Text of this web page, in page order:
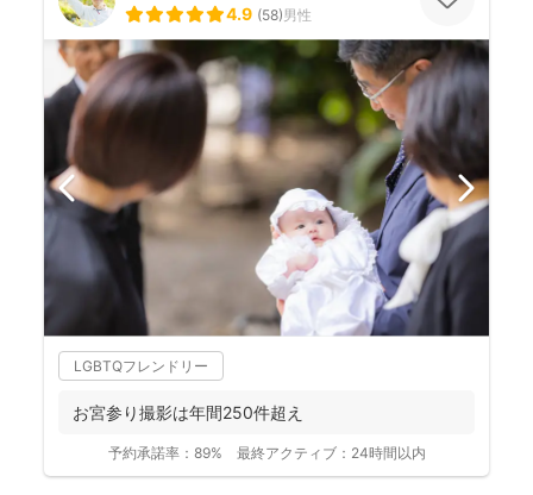
4.9 (58)男性
LGBTQフレンドリー
お宮参り撮影は年間250件超え
予約承諾率： 89% 最終アクティブ： 24時間以内